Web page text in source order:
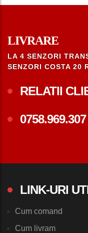
LIVRARE
LA 4 SENZORI
SENZORI COSTA 20
RELATII
0758.969.307
LINK-URI
Cum comand
Cum livram